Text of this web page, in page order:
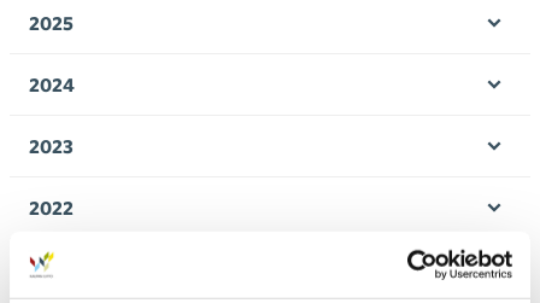
2025
2024
2023
2022
2021